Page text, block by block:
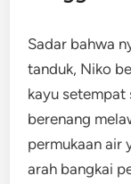
Sadar bahwa
tanduk, Niko
kayu setempat
berenang
permukaan air
arah bangkai